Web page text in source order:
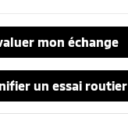
mon échange
un essai routier